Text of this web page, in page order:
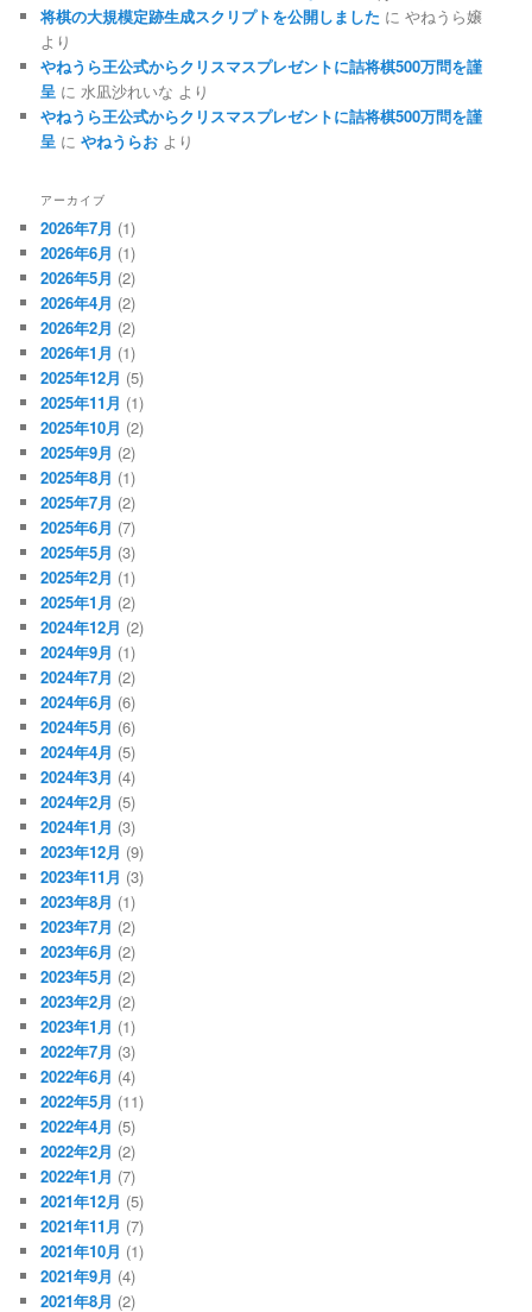
将棋の大規模定跡生成スクリプトを公開しました にやねうら嬢
より
やねうら王公式からクリスマスプレゼントに詰将棋500万問を謹
呈 に 水凪沙れいな より
やねうら王公式からクリスマスプレゼントに詰将棋500万問を謹
呈 にやねうらお より
アーカイブ
2026年7月 (1)
2026年6月 (1)
2026年5月 (2)
2026年4月 (2)
2026年2月 (2)
2026年1月 (1)
2025年12月 (5)
2025年11月 (1)
2025年10月 (2)
2025年9月 (2)
2025年8月 (1)
2025年7月 (2)
2025年6月 (7)
2025年5月 (3)
2025年2月 (1)
2025年1月 (2)
2024年12月 (2)
2024年9月 (1)
2024年7月 (2)
2024年6月 (6)
2024年5月 (6)
2024年4月 (5)
2024年3月 (4)
2024年2月 (5)
2024年1月 (3)
2023年12月 (9)
2023年11月 (3)
2023年8月 (1)
2023年7月 (2)
2023年6月 (2)
2023年5月 (2)
2023年2月 (2)
2023年1月 (1)
2022年7月 (3)
2022年6月 (4)
2022年5月 (11)
2022年4月 (5)
2022年2月 (2)
2022年1月 (7)
2021年12月 (5)
2021年11月 (7)
2021年10月 (1)
2021年9月 (4)
2021年8月 (2)